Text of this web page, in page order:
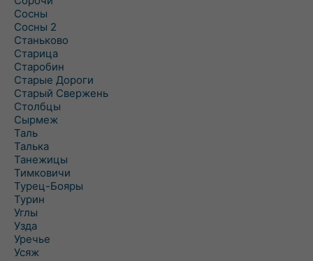
Сосны
Сосны 2
Станьково
Старица
Старобин
Старые Дороги
Старый Свержень
Столбцы
Сырмеж
Таль
Талька
Танежицы
Тимковичи
Турец-Бояры
Турин
Углы
Узда
Уречье
Усяж